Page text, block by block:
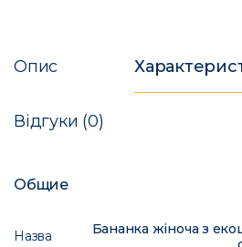
Опис
Відгуки (0)
Общие
Назва
Бананка жіноча з